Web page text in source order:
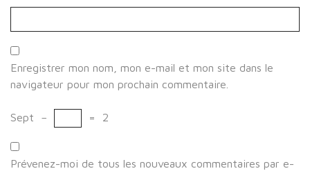
Enregistrer mon nom, mon e-mail et mon site dans le
navigateur pour mon prochain commentaire.
Sept − = 2
Prévenez-moi de tous les nouveaux commentaires par e-